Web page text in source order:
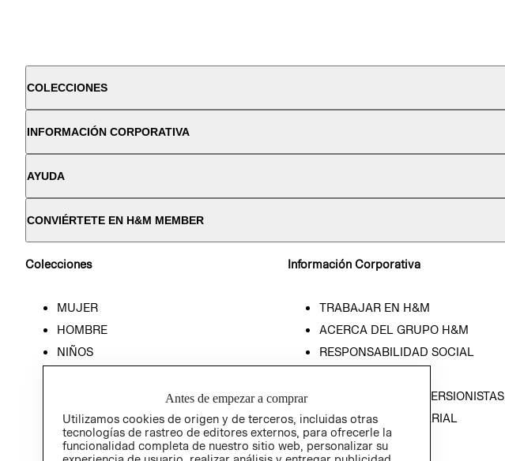
COLECCIONES
INFORMACIÓN CORPORATIVA
AYUDA
CONVIÉRTETE EN H&M MEMBER
Colecciones
MUJER
HOMBRE
NIÑOS
Información Corporativa
TRABAJAR EN H&M
ACERCA DEL GRUPO H&M
RESPONSABILIDAD SOCIAL
RELACIÓN CON INVERSIONISTAS
POLÍTICA EMPRESARIAL
Antes de empezar a comprar
Utilizamos cookies de origen y de terceros, incluidas otras
tecnologías de rastreo de editores externos, para ofrecerle la
funcionalidad completa de nuestro sitio web, personalizar su